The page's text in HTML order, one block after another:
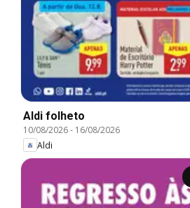
Aldi folheto
10/08/2026- 16/08/2026
Aldi